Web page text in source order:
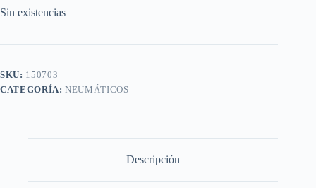
Sin existencias
SKU: 150703
CATEGORÍA:NEUMÁTICOS
Descripción